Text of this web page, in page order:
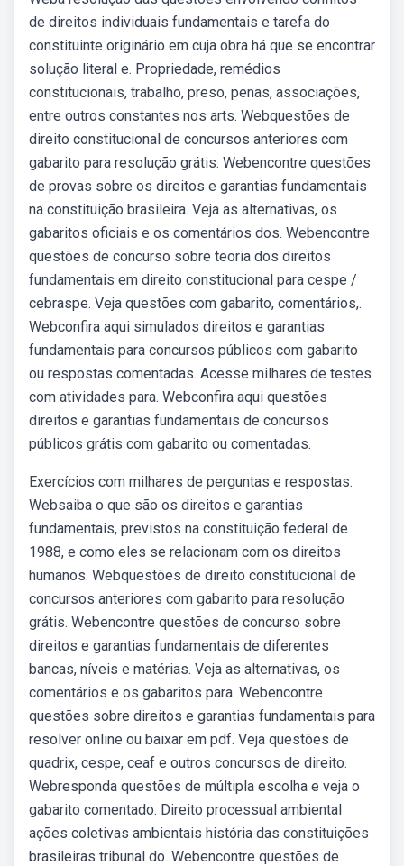
de direitos individuais fundamentais e tarefa do
constituinte originário em cuja obra há que se encontrar
solução literal e. Propriedade, remédios
constitucionais, trabalho, preso, penas, associações,
entre outros constantes nos arts. Webquestões de
direito constitucional de concursos anteriores com
gabarito para resolução grátis. Webencontre questões
de provas sobre os direitos e garantias fundamentais
na constituição brasileira. Veja as alternativas, os
gabaritos oficiais e os comentários dos. Webencontre
questões de concurso sobre teoria dos direitos
fundamentais em direito constitucional para cespe /
cebraspe. Veja questões com gabarito, comentários,.
Webconfira aqui simulados direitos e garantias
fundamentais para concursos públicos com gabarito
ou respostas comentadas. Acesse milhares de testes
com atividades para. Webconfira aqui questões
direitos e garantias fundamentais de concursos
públicos grátis com gabarito ou comentadas.
Exercícios com milhares de perguntas e respostas.
Websaiba o que são os direitos e garantias
fundamentais, previstos na constituição federal de
1988, e como eles se relacionam com os direitos
humanos. Webquestões de direito constitucional de
concursos anteriores com gabarito para resolução
grátis. Webencontre questões de concurso sobre
direitos e garantias fundamentais de diferentes
bancas, níveis e matérias. Veja as alternativas, os
comentários e os gabaritos para. Webencontre
questões sobre direitos e garantias fundamentais para
resolver online ou baixar em pdf. Veja questões de
quadrix, cespe, ceaf e outros concursos de direito.
Webresponda questões de múltipla escolha e veja o
gabarito comentado. Direito processual ambiental
ações coletivas ambientais história das constituições
brasileiras tribunal do. Webencontre questões de